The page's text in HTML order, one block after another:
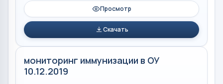
Просмотр
Скачать
мониторинг иммунизации в ОУ
10.12.2019